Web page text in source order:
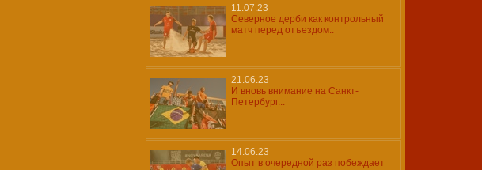
11.07.23
Северное дерби как контрольный
матч перед отъездом..
21.06.23
И вновь внимание на Санкт-
Петербург...
14.06.23
Опыт в очередной раз побеждает